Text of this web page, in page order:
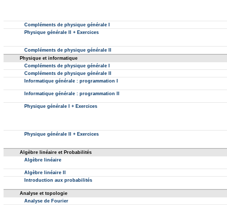
Compléments de physique générale I
Physique générale II + Exercices
Compléments de physique générale II
Physique et informatique
Compléments de physique générale I
Compléments de physique générale II
Informatique générale : programmation I
Informatique générale : programmation II
Physique générale I + Exercices
Physique générale II + Exercices
Algèbre linéaire et Probabilités
Algèbre linéaire
Algèbre linéaire II
Introduction aux probabilités
Analyse et topologie
Analyse de Fourier